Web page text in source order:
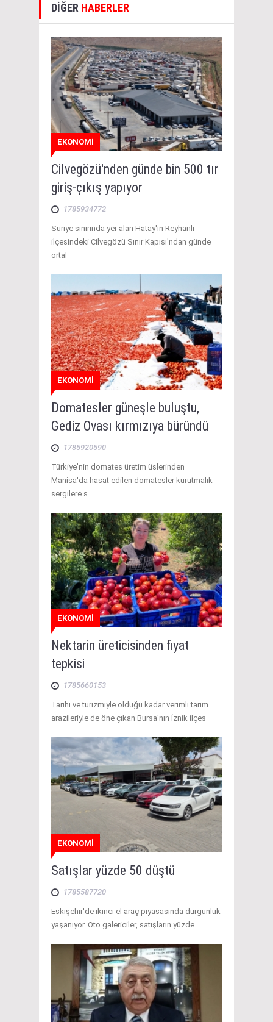
DİĞER HABERLER
EKONOMİ
Cilvegözü'nden günde bin 500 tır
giriş-çıkış yapıyor
1785934772
Suriye sınırında yer alan Hatay'ın Reyhanlı
ilçesindeki Cilvegözü Sınır Kapısı'ndan günde
ortal
EKONOMİ
Domatesler güneşle buluştu,
Gediz Ovası kırmızıya büründü
1785920590
Türkiye'nin domates üretim üslerinden
Manisa'da hasat edilen domatesler kurutmalık
sergilere s
EKONOMİ
Nektarin üreticisinden fiyat
tepkisi
1785660153
Tarihi ve turizmiyle olduğu kadar verimli tarım
arazileriyle de öne çıkan Bursa'nın İznik ilçes
EKONOMİ
Satışlar yüzde 50 düştü
1785587720
Eskişehir'de ikinci el araç piyasasında durgunluk
yaşanıyor. Oto galericiler, satışların yüzde